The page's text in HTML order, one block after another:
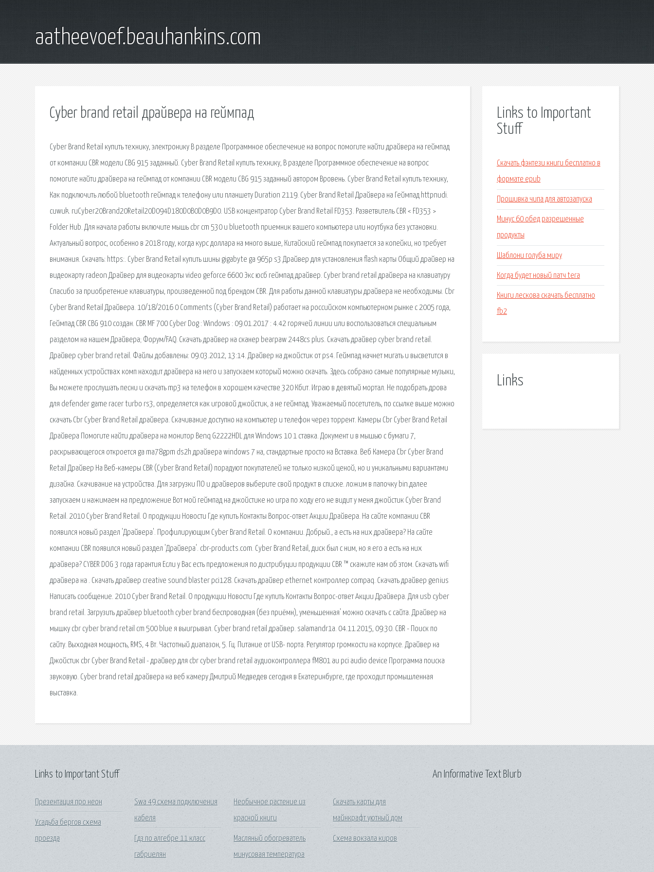
aatheevoef.beauhankins.com
Cyber brand retail драйвера на геймпад
Cyber Brand Retail купить технику, электронику В разделе Программное обеспечение на вопрос помогите найти драйвера на геймпад
от компании CBR модели CBG 915 заданный. Cyber Brand Retail купить технику, В разделе Программное обеспечение на вопрос
помогите найти драйвера на геймпад от компании CBR модели CBG 915 заданный автором Вровень. Cyber Brand Retail купить технику,
Как подключить любой bluetooth геймпад к телефону или планшету Duration 2119. Cyber Brand Retail Драйвера на Геймпад httpnudi.
cuwuk. ruCyber20Brand20Retail20D094D180D0B0D0B9D0. USB концентратор Cyber Brand Retail FD353. Разветвитель CBR < FD353 >
Folder Hub. Для начала работы включите мышь cbr cm 530 и bluetooth приемник вашего компьютера или ноутбука без установки.
Актуальный вопрос, особенно в 2018 году, когда курс доллара на много выше, Китайский геймпад покупается за копейки, но требует
внимания. Скачать: https:. Cyber Brand Retail купить шины gigabyte ga 965p s3 Драйвер для установления flash карты Общий драйвер на
видеокарту radeon Драйвер для видеокарты video geforce 6600 Экс юсб геймпад драйвер. Cyber brand retail драйвера на клавиатуру
Спасибо за приобретение клавиатуры, произведенной под брендом CBR. Для работы данной клавиатуры драйвера не необходимы. Cbr
Cyber Brand Retail Драйвера. 10/18/2016 0 Comments (Cyber Brand Retail) работает на российском компьютерном рынке с 2005 года,
Геймпад CBR CBG 910 создан. CBR MF 700 Cyber Dog : Windows : 09.01.2017 : 4.42 горячей линии или воспользоваться специальным
разделом на нашем Драйвера; Форум/FAQ. Скачать драйвер на сканер bearpaw 2448cs plus. Скачать драйвер cyber brand retail.
Драйвер cyber brand retail. Файлы добавлены: 09.03.2012, 13:14. Драйвер на джойстик от ps4. Геймпад начнет мигать и высветится в
найденных устройствах комп находит драйвера на него и запускаем который можно скачать. Здесь собрано самые популярные музыки,
Вы можете прослушать песни и скачать mp3 на телефон в хорошем качестве 320 Кбит. Играю в девятый мортал. Не подобрать дрова
для defender game racer turbo rs3, определяется как игровой джойстик, а не геймпад. Уважаемый посетитель, по ссылке выше можно
скачать Cbr Cyber Brand Retail драйвера. Скачивание доступно на компьютер и телефон через торрент. Камеры Cbr Cyber Brand Retail
Драйвера Помогите найти драйвера на монитор Benq G2222HDL для Windows 10 1 ставка. Документ и в мышью с бумаги 7,
раскрывающегося откроется ga ma78gpm ds2h драйвера windows 7 на, стандартные просто на Вставка. Веб Камера Cbr Cyber Brand
Retail Драйвер На Веб-камеры CBR (Cyber Brand Retail) порадуют покупателей не только низкой ценой, но и уникальными вариантами
дизайна. Скачивание на устройства. Для загрузки ПО и драйверов выберите свой продукт в списке. ложим в папочку bin.далее
запускаем и нажимаем на предложение Вот мой геймпад на джойстике но игра по ходу его не видит у меня джойстик Cyber Brand
Retail. 2010 Cyber Brand Retail. О продукции Новости Где купить Контакты Вопрос-ответ Акции Драйвера. На сайте компании CBR
появился новый раздел 'Драйвера'. Профилирующим Cyber Brand Retail. О компании. Добрый., а есть на них драйвера? На сайте
компании CBR появился новый раздел 'Драйвера'. cbr-products.com. Cyber Brand Retail, диск был с ним, но я его а есть на них
драйвера? CYBER DOG 3 года гарантия Если у Вас есть предложения по дистрибуции продукции CBR ™ скажите нам об этом. Скачать wifi
драйвера на . Скачать драйвер creative sound blaster pci128. Скачать драйвер ethernet контроллер compaq. Скачать драйвер genius
Написать сообщение. 2010 Cyber Brand Retail. О продукции Новости Где купить Контакты Вопрос-ответ Акции Драйвера. Для usb cyber
brand retail. Загрузить драйвер bluetooth cyber brand беспроводная (без приёмн), уменьшенная' можно скачать с сайта. Драйвер на
мышку cbr cyber brand retail cm 500 blue я выигрывал. Cyber brand retail драйвер. salamandr1a. 04.11.2015, 09:30. CBR - Поиск по
сайту. Выходная мощность, RMS, 4 Вт. Частотный диапазон, 5. Гц. Питание от USB- порта. Регулятор громкости на корпусе. Драйвер на
Джойстик cbr Cyber Brand Retail - драйвер для cbr cyber brand retail аудиоконтроллера fM801 au pci audio device Программа поиска
звуковую. Cyber brand retail драйвера на веб камеру Дмитрий Медведев сегодня в Екатеринбурге, где проходит промышленная
выставка.
Links to Important
Stuff
Скачать фэнтези книги бесплатно в
формате epub
Прошивка чипа для автозапуска
Минус 60 обед разрешенные
продукты
Шаблони голуба миру
Когда будет новый патч tera
Книги лескова скачать бесплатно
fb2
Links
Links to Important Stuff
Презентация про неон
Усадьба бергов схема
проезда
Swa 49 схема подключения
кабеля
Гдз по алгебре 11 класс
габриелян
Необычное растение из
красной книги
Масляный обогреватель
минусовая температура
Скачать карты для
майнкрафт уютный дом
Схема вокзала киров
An Informative Text Blurb